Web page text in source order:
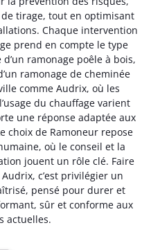
tirage, tout en optimisant
Chaque intervention
prend en compte le type
d’un ramonage poêle à bois,
ramonage de cheminée
comme Audrix, où les
du chauffage varient
une réponse adaptée aux
choix de Ramoneur repose
où le conseil et la
jouent un rôle clé. Faire
c’est privilégier un
pensé pour durer et
sûr et conforme aux
actuelles.